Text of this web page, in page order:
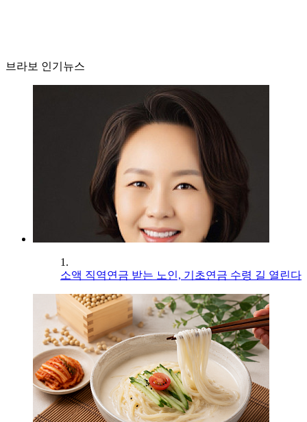
브라보 인기뉴스
1.
소액 직역연금 받는 노인, 기초연금 수령 길 열린다